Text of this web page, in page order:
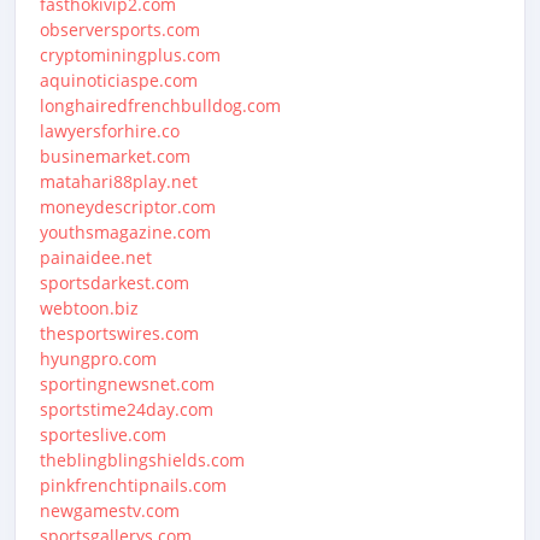
observersports.com
cryptominingplus.com
aquinoticiaspe.com
longhairedfrenchbulldog.com
lawyersforhire.co
businemarket.com
matahari88play.net
moneydescriptor.com
youthsmagazine.com
painaidee.net
sportsdarkest.com
webtoon.biz
thesportswires.com
hyungpro.com
sportingnewsnet.com
sportstime24day.com
sporteslive.com
theblingblingshields.com
pinkfrenchtipnails.com
newgamestv.com